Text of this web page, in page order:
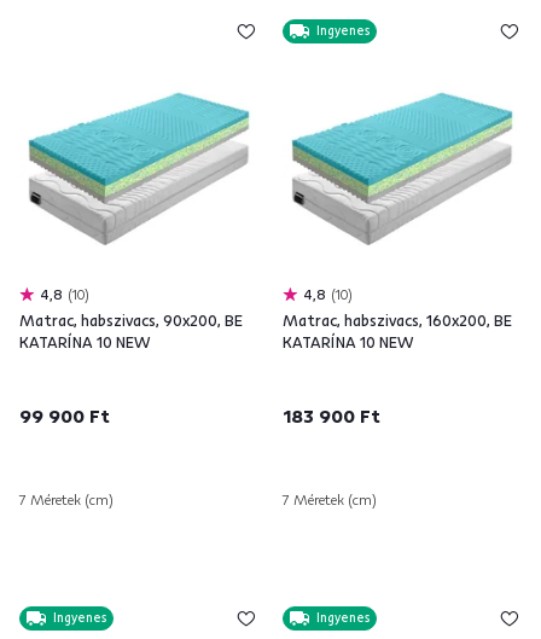
4,8 10
Matrac, habszivacs, 90x200, BE
KATARÍNA 10 NEW
99 900 Ft
7 Méretek (cm)
Ingyenes
4,8 10
Matrac, habszivacs, 160x200, BE
KATARÍNA 10 NEW
183 900 Ft
7 Méretek (cm)
Ingyenes Ingyenes